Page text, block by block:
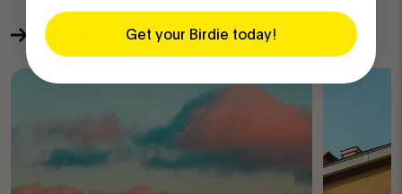
En lire plus Get your Birdie today!